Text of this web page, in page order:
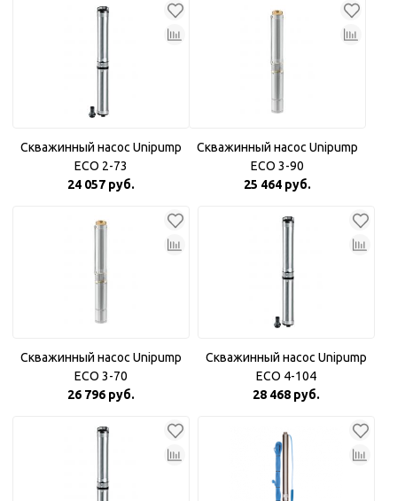
Скважинный насос Unipump
ECO 2-73
24 057 руб.
Скважинный насос Unipump
ECO 3-90
25 464 руб.
Скважинный насос Unipump
ECO 3-70
26 796 руб.
Скважинный насос Unipump
ECO 4-104
28 468 руб.